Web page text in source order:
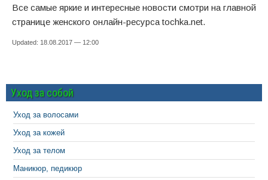
Все самые яркие и интересные новости смотри на главной
странице женского онлайн-ресурса tochka.net.
Updated: 18.08.2017 — 12:00
Уход за собой
Уход за волосами
Уход за кожей
Уход за телом
Маникюр, педикюр